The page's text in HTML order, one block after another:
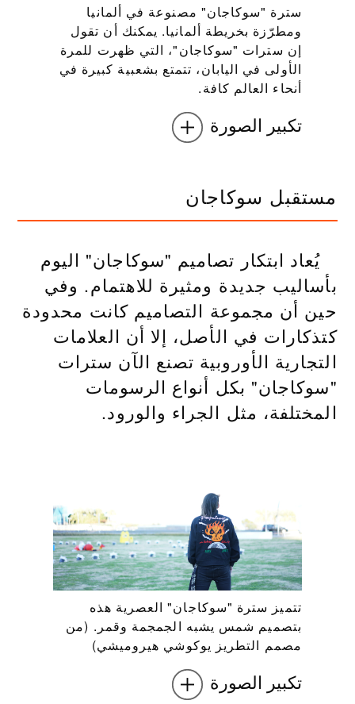
سترة "سوكاجان" مصنوعة في ألمانيا
ومطرّزة بخريطة ألمانيا. يمكنك أن تقول
إن سترات "سوكاجان"، التي ظهرت للمرة
الأولى في اليابان، تتمتع بشعبية كبيرة في
أنحاء العالم كافة.
تكبير الصورة
مستقبل سوكاجان
يُعاد ابتكار تصاميم "سوكاجان" اليوم
بأساليب جديدة ومثيرة للاهتمام. وفي
حين أن مجموعة التصاميم كانت محدودة
كتذكارات في الأصل، إلا أن العلامات
التجارية الأوروبية تصنع الآن سترات
"سوكاجان" بكل أنواع الرسومات
المختلفة، مثل الجراء والورود.
تتميز سترة "سوكاجان" العصرية هذه
بتصميم شمس يشبه الجمجمة وقمر. (من
مصمم التطريز يوكوشي هيروميشي)
تكبير الصورة